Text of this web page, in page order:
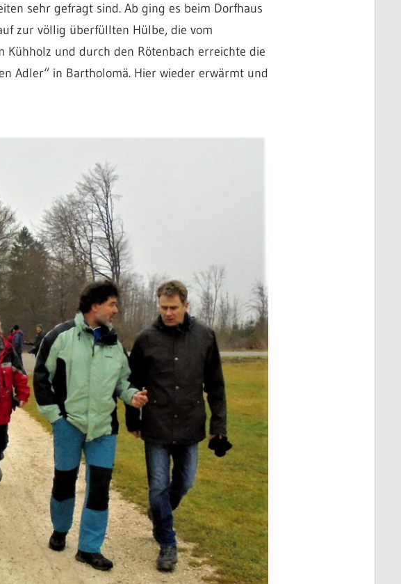
sehr gefragt sind. Ab ging es beim Dorfhaus
zur völlig überfüllten Hülbe, die vom
und durch den Rötenbach erreichte die
Adler“ in Bartholomä. Hier wieder erwärmt und